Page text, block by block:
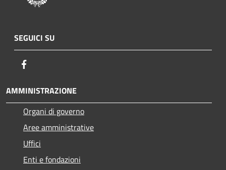
SEGUICI SU
AMMINISTRAZIONE
Organi di governo
Aree amministrative
Uffici
Enti e fondazioni